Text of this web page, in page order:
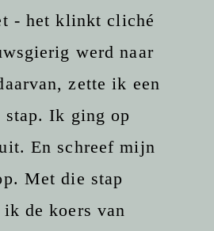
- het klinkt cliché
werd naar
zette ik een
Ik ging op
En schreef mijn
Met die stap
ik de koers van